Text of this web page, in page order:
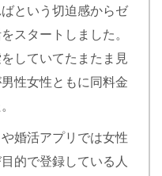
という切迫感からゼ
スタートしました。
していてたまたま見
性女性ともに同料金
婚活アプリでは女性
的で登録している人